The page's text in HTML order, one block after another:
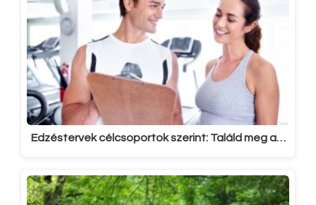
Edzéstervek célcsoportok szerint: Találd meg a…